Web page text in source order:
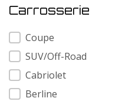
Carrosserie
Carrosserie
Coupe
SUV/Off-Road
Cabriolet
Berline